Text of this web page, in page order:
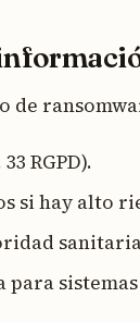
RGPD).
si hay alto
para